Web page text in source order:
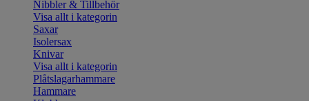
Nibbler & Tillbehör
Visa allt i kategorin
Saxar
Isolersax
Knivar
Visa allt i kategorin
Plåtslagarhammare
Hammare